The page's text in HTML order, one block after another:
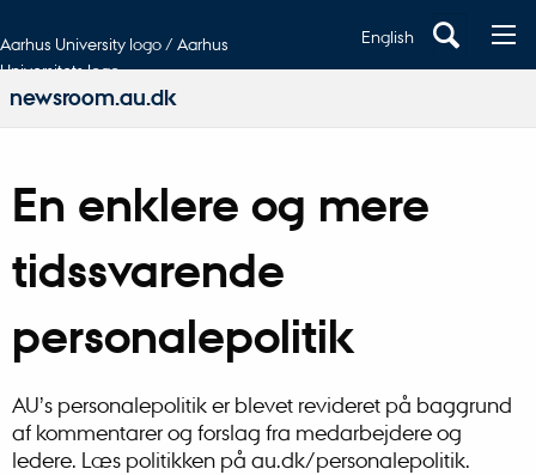
Aarhus University logo / Aarhus
Universitets logo
newsroom.au.dk
English
En enklere og mere
tidssvarende
personalepolitik
AU’s personalepolitik er blevet revideret på baggrund
af kommentarer og forslag fra medarbejdere og
ledere. Læs politikken på au.dk/personalepolitik.